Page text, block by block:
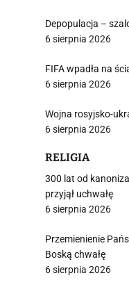
Depopulacja –
6 sierpnia 2026
FIFA wpadła na
6 sierpnia 2026
Wojna rosyjsko-
6 sierpnia 2026
RELIGIA
300 lat od
przyjął uchwałę
6 sierpnia 2026
Przemienienie
Boską chwałę
6 sierpnia 2026